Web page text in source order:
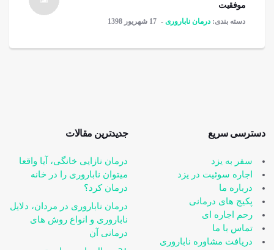
موفقیت
دسته بندی: درمان ناباروری 17 شهریور 1398
دسترسی سریع
سفر به یزد
اجاره سوئیت در یزد
درباره ما
پکیج های درمانی
رحم اجاره ای
تماس با ما
دریافت مشاوره ناباروری
جدیدترین مقالات
درمان نازایی خانگی، آیا واقعا
می‎توان ناباروری را در خانه
درمان کرد؟
درمان ناباروری در مردان، دلایل
ناباروری و انواع روش های
درمانی آن